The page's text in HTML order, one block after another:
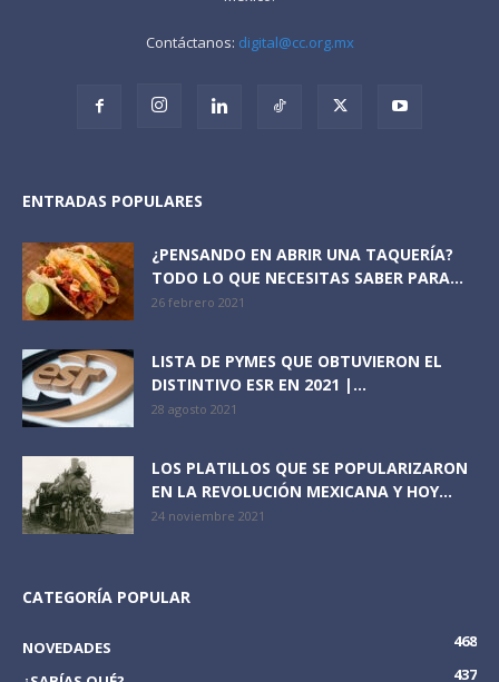
Contáctanos: digital@cc.org.mx
ENTRADAS POPULARES
¿PENSANDO EN ABRIR UNA TAQUERÍA?
TODO LO QUE NECESITAS SABER PARA...
26 febrero 2021
LISTA DE PYMES QUE OBTUVIERON EL
DISTINTIVO ESR EN 2021 |...
28 agosto 2021
LOS PLATILLOS QUE SE POPULARIZARON
EN LA REVOLUCIÓN MEXICANA Y HOY...
24 noviembre 2021
CATEGORÍA POPULAR
NOVEDADES
468
437